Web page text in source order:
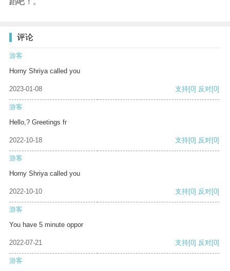
评论
游客
Horny Shriya called you
2023-01-08 支持[0] 反对[0]
游客
Hello,? Greetings fr
2022-10-18 支持[0] 反对[0]
游客
Horny Shriya called you
2022-10-10 支持[0] 反对[0]
游客
You have 5 minute oppor
2022-07-21 支持[0] 反对[0]
游客